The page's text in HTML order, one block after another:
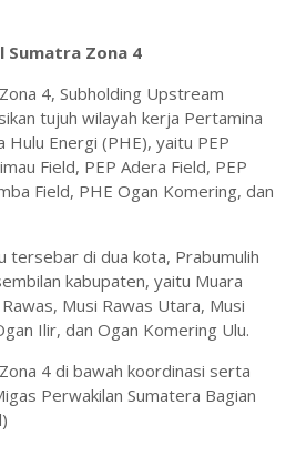
Sumatra Zona 4
4, Subholding Upstream
tujuh wilayah kerja Pertamina
Hulu Energi (PHE), yaitu PEP
Field, PEP Adera Field, PEP
Field, PHE Ogan Komering, dan
tersebar di dua kota, Prabumulih
kabupaten, yaitu Muara
Musi Rawas Utara, Musi
Ilir, dan Ogan Komering Ulu.
4 di bawah koordinasi serta
Perwakilan Sumatera Bagian